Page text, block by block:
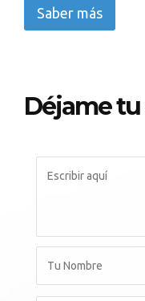
Saber más
Déjame tu